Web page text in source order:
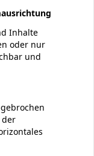
Inhalte
oder nur
und
der